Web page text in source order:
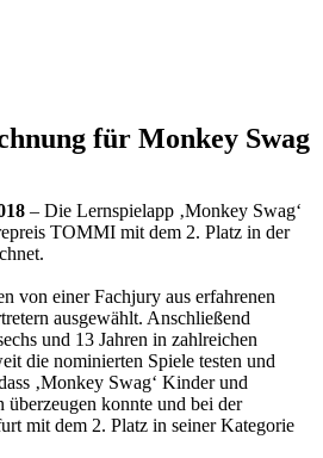
für Monkey Swag
– Die Lernspielapp ‚Monkey Swag‘
TOMMI mit dem 2. Platz in der
von einer Fachjury aus erfahrenen
ausgewählt. Anschließend
und 13 Jahren in zahlreichen
die nominierten Spiele testen und
‚Monkey Swag‘ Kinder und
überzeugen konnte und bei der
mit dem 2. Platz in seiner Kategorie